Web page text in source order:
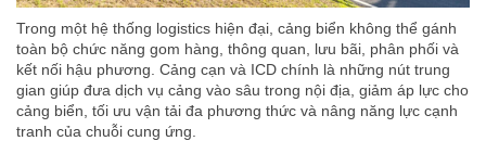
Trong một hệ thống logistics hiện đại, cảng biển không thể gánh
toàn bộ chức năng gom hàng, thông quan, lưu bãi, phân phối và
kết nối hậu phương. Cảng cạn và ICD chính là những nút trung
gian giúp đưa dịch vụ cảng vào sâu trong nội địa, giảm áp lực cho
cảng biển, tối ưu vận tải đa phương thức và nâng năng lực cạnh
tranh của chuỗi cung ứng.